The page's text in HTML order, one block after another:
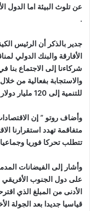
عن تلوث البيئة اما الدول
.
جدير بالذكر أن الرئيس
الأفارقة والبنك الدولي
شركاءنا إلى الاجتماع بنا
والاستجابة بفعالية من
للتنمية إلى 120 مليار دولار على الأقل”.
وأضاف روتو ” إن
متفاقمة تهدد استقرارنا
تتطلب تحركا فوريا
وأشار إلى الفيضانات
على دول الجنوب الأفريقي
الأدنى من المبلغ الذي